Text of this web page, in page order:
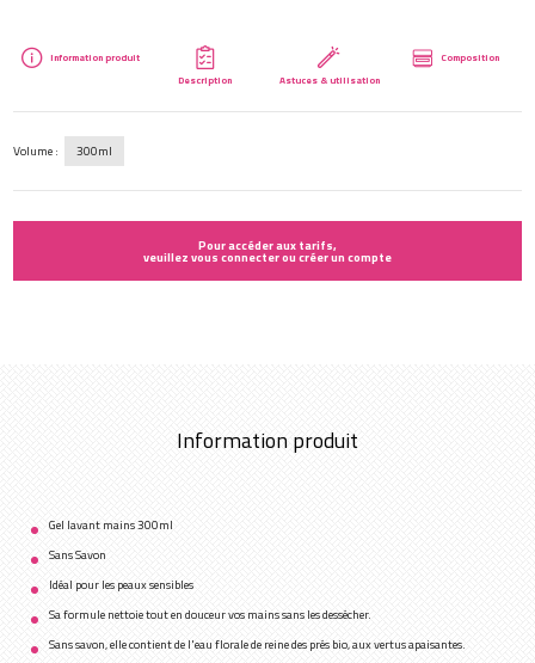
Information produit
Description
Astuces & utilisation
Composition
Volume : 300ml
Pour accéder aux tarifs,
veuillez vous connecter ou créer un compte
Information produit
Gel lavant mains 300ml
Sans Savon
Idéal pour les peaux sensibles
Sa formule nettoie tout en douceur vos mains sans les dessécher.
Sans savon, elle contient de l'eau florale de reine des prés bio, aux vertus apaisantes.